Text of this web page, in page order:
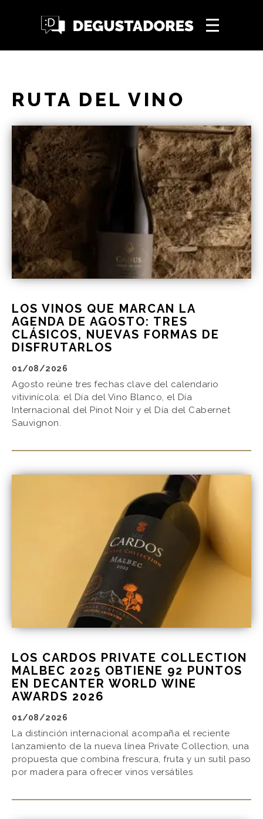
RUTA DEL VINO
LOS VINOS QUE MARCAN LA
AGENDA DE AGOSTO: TRES
CLÁSICOS, NUEVAS FORMAS DE
DISFRUTARLOS
01/08/2026
Agosto reúne tres fechas clave del calendario
vitivinícola: el Día del Vino Blanco, el Día
Internacional del Pinot Noir y el Día del Cabernet
Sauvignon.
LOS CARDOS PRIVATE COLLECTION
MALBEC 2025 OBTIENE 92 PUNTOS
EN DECANTER WORLD WINE
AWARDS 2026
01/08/2026
La distinción internacional acompaña el reciente
lanzamiento de la nueva línea Private Collection, una
propuesta que combina frescura, fruta y un sutil paso
por madera para ofrecer vinos versátiles